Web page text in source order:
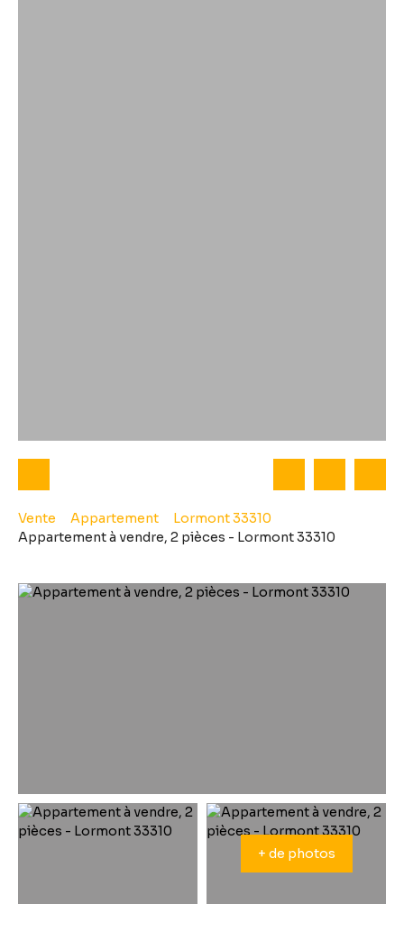
Vente Appartement
Lormont 33310
Appartement à vendre, 2 pièces - Lormont 33310
+ de photos